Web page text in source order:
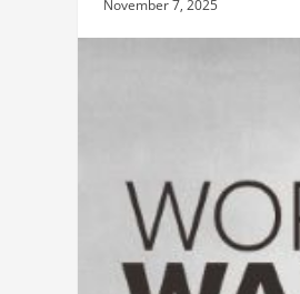
November 7, 2025